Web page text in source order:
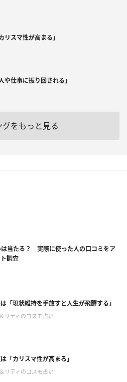
リスマ性が高まる」
や仕事に振り回される」
グをもっと見る
当たる？ 実際に使った人の口コミをア
調査
「現状維持を手放すと人生が飛躍する」
リティのコスモ占い
「カリスマ性が高まる」
リティのコスモ占い